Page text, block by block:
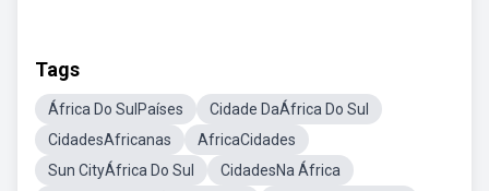
Tags
África Do SulPaíses
Cidade DaÁfrica Do Sul
CidadesAfricanas
AfricaCidades
Sun CityÁfrica Do Sul
CidadesNa África